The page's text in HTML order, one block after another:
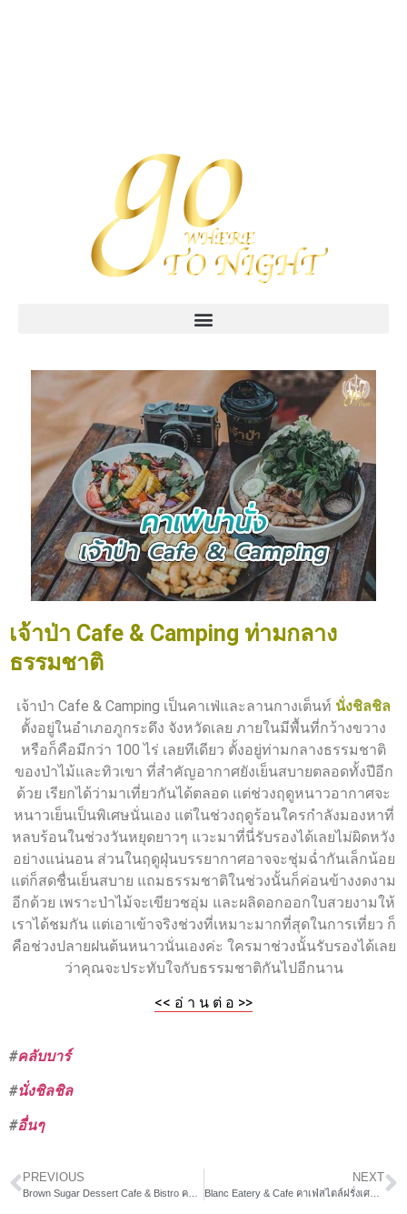
เจ้าป่า Cafe & Camping ท่ามกลาง
ธรรมชาติ
เจ้าป่า Cafe & Camping เป็นคาเฟ่และลานกางเต็นท์ นั่งชิลชิล
ตั้งอยู่ในอำเภอภูกระดึง จังหวัดเลย ภายในมีพื้นที่กว้างขวาง
หรือก็คือมีกว่า 100 ไร่ เลยทีเดียว ตั้งอยู่ท่ามกลางธรรมชาติ
ของป่าไม้และทิวเขา ที่สำคัญอากาศยังเย็นสบายตลอดทั้งปีอีก
ด้วย เรียกได้ว่ามาเที่ยวกันได้ตลอด แต่ช่วงฤดูหนาวอากาศจะ
หนาวเย็นเป็นพิเศษนั่นเอง แต่ในช่วงฤดูร้อนใครกำลังมองหาที่
หลบร้อนในช่วงวันหยุดยาวๆ แวะมาที่นี่รับรองได้เลยไม่ผิดหวัง
อย่างแน่นอน ส่วนในฤดูฝุ่นบรรยากาศอาจจะชุ่มฉ่ำกันเล็กน้อย
แต่ก็สดชื่นเย็นสบาย แถมธรรมชาติในช่วงนั้นก็ค่อนข้างงดงาม
อีกด้วย เพราะป่าไม้จะเขียวชอุ่ม และผลิดอกออกใบสวยงามให้
เราได้ชมกัน แต่เอาเข้าจริงช่วงที่เหมาะมากที่สุดในการเที่ยว ก็
คือช่วงปลายฝนต้นหนาวนั่นเองค่ะ ใครมาช่วงนั้นรับรองได้เลย
ว่าคุณจะประทับใจกับธรรมชาติกันไปอีกนาน
<< อ่ า น ต่ อ >>
#คลับบาร์
#นั่งชิลชิล
#อื่นๆ
PREVIOUS NEXT
Blanc Eatery & Cafe คาเฟ่สไตล์ฝรั่งเศสใจกลางกรุง